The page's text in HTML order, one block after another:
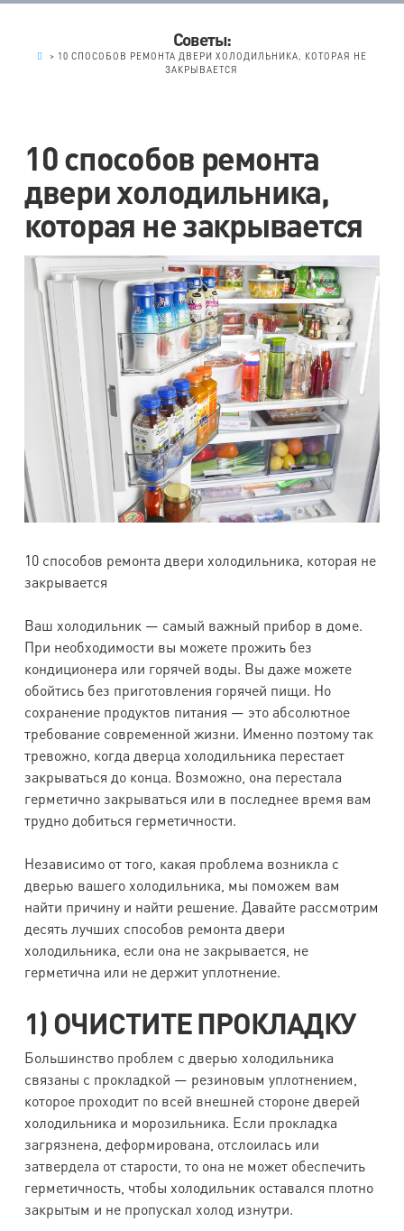
Советы:
> 10 СПОСОБОВ РЕМОНТА ДВЕРИ ХОЛОДИЛЬНИКА, КОТОРАЯ НЕ
ЗАКРЫВАЕТСЯ
10 способов ремонта
двери холодильника,
которая не закрывается
10 способов ремонта двери холодильника, которая не
закрывается
Ваш холодильник — самый важный прибор в доме.
При необходимости вы можете прожить без
кондиционера или горячей воды. Вы даже можете
обойтись без приготовления горячей пищи. Но
сохранение продуктов питания — это абсолютное
требование современной жизни. Именно поэтому так
тревожно, когда дверца холодильника перестает
закрываться до конца. Возможно, она перестала
герметично закрываться или в последнее время вам
трудно добиться герметичности.
Независимо от того, какая проблема возникла с
дверью вашего холодильника, мы поможем вам
найти причину и найти решение. Давайте рассмотрим
десять лучших способов ремонта двери
холодильника, если она не закрывается, не
герметична или не держит уплотнение.
1) ОЧИСТИТЕ ПРОКЛАДКУ
Большинство проблем с дверью холодильника
связаны с прокладкой — резиновым уплотнением,
которое проходит по всей внешней стороне дверей
холодильника и морозильника. Если прокладка
загрязнена, деформирована, отслоилась или
затвердела от старости, то она не может обеспечить
герметичность, чтобы холодильник оставался плотно
закрытым и не пропускал холод изнутри.